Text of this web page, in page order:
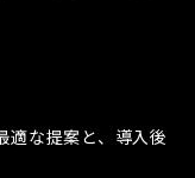
適な提案と、導入後